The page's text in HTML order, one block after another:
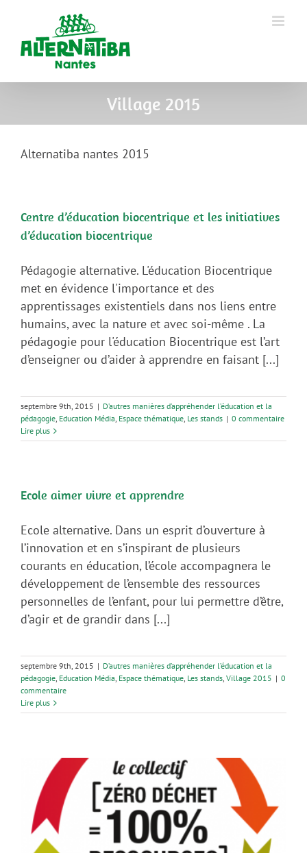
Village 2015
Alternatiba nantes 2015
Centre d’éducation biocentrique et les initiatives
d’éducation biocentrique
Pédagogie alternative. L'éducation Biocentrique
met en évidence l'importance et des
apprentissages existentiels dans nos liens entre
humains, avec la nature et avec soi-même . La
pédagogie pour l'éducation Biocentrique est l’art
d’enseigner ou d’aider à apprendre en faisant [...]
septembre 9th, 2015 | D’autres manières d’appréhender l’éducation et la
pédagogie, Education Média, Espace thématique, Les stands | 0 commentaire
Lire plus
Ecole aimer vivre et apprendre
Ecole alternative. Dans un esprit d’ouverture à
l’innovation et en s’inspirant de plusieurs
courants en éducation, l’école accompagnera le
développement de l’ensemble des ressources
personnelles de l’enfant, pour lui permettre d’être,
d’agir et de grandir dans [...]
septembre 9th, 2015 | D’autres manières d’appréhender l’éducation et la
pédagogie, Education Média, Espace thématique, Les stands, Village 2015 | 0
commentaire
Lire plus